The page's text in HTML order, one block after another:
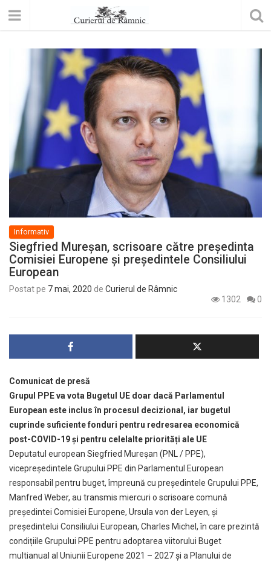
Informativ
Siegfried Mureșan, scrisoare către președinta
Comisiei Europene și președintele Consiliului
European
Postat pe 7 mai, 2020 de Curierul de Râmnic
1302
0
Comunicat de presă
Grupul PPE va vota Bugetul UE doar dacă Parlamentul
European este inclus în procesul decizional, iar bugetul
cuprinde suficiente fonduri pentru redresarea economică
post-COVID-19 și pentru celelalte priorități ale UE
Deputatul european Siegfried Mureșan (PNL / PPE),
vicepreședintele Grupului PPE din Parlamentul European
responsabil pentru buget, împreună cu președintele Grupului PPE,
Manfred Weber, au transmis miercuri o scrisoare comună
președintei Comisiei Europene, Ursula von der Leyen, și
președintelui Consiliului European, Charles Michel, în care prezintă
condițiile Grupului PPE pentru adoptarea viitorului Buget
multianual al Uniunii Europene 2021 – 2027 și a Planului de